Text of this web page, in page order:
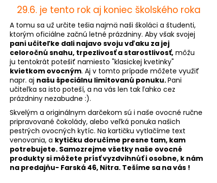
29.6. je tento rok aj koniec školského roka
A tomu sa už určite tešia najmä naši školáci a študenti,
ktorým oficiálne začnú letné prázdniny. Aby však svojej
pani učiteľke dali najavo svoju vďaku za jej
celoročnú snahu, trpezlivosť a starostlivosť, môžu
ju tentokrát potešiť namiesto "klasickej kvetinky"
kvietkom ovocným. Aj v tomto prípade môžete využiť
napr. aj našu špeciálnu limitovanú ponuku.Pani
učiteľka sa isto poteší, a na vás len tak ľahko cez
prázdniny nezabudne :).
Skvelým a originálnym darčekom sú i naše ovocné ručne
pripravované čokolády, alebo veľká ponuka našich
pestrých ovocných kytíc. Na kartičku vytlačíme text
venovania, a kytičku doručíme presne tam, kam
potrebujete. Samozrejme všetky naše ovocné
produkty si môžete prísť vyzdvihnúť i osobne, k nám
na predajňu- Farská 46, Nitra. Tešíme sa na vás !
?
HĽADAŤ
O
d
p
o
r
ú